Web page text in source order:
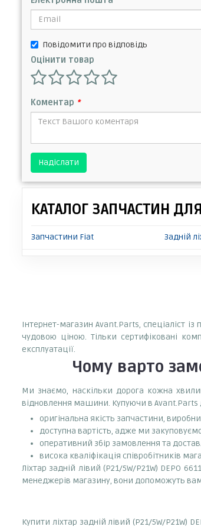
Повідомити про відповідь
Оцінити товар
Коментар *
Надіслати
КАТАЛОГ ЗАПЧАСТИН
Запчастини Fiat Задній
Інтернет-магазин Avant.Parts, спеціаліст
чудовою ціною. Тільки сертифіковані
експлуатації.
Чому варто
Ми знаємо, наскільки дорога кожна
відновлення машини. Купуючи в Avant.Parts
оригінальна якість запчастини,
доступна вартість, адже ми
оперативний збір замовлення та
висока кваліфікація співробітників
Ліхтар задній лівий (P21/5W/P21W) DEPO
менеджерів магазину, вони допоможуть
Купити ліхтар задній лівий (P21/5W/